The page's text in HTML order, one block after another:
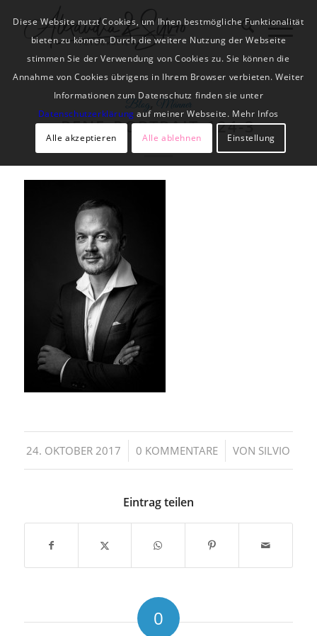
Blog,Männer
RENE_PORTRAIT_124-3
24. OKTOBER 2017
/ 0 KOMMENTARE
/ VON SILVIO
Eintrag teilen
0
Diese Website nutzt Cookies, um Ihnen bestmögliche Funktionalität
bieten zu können. Durch die weitere Nutzung der Webseite
stimmen Sie der Verwendung von Cookies zu. Sie können die
Annahme von Cookies übrigens in Ihrem Browser verbieten. Weiter
Informationen zum Datenschutz finden sie unter
Datenschutzerklärung auf meiner Webseite. Mehr Infos
Alle akzeptieren Alle ablehnen Einstellung